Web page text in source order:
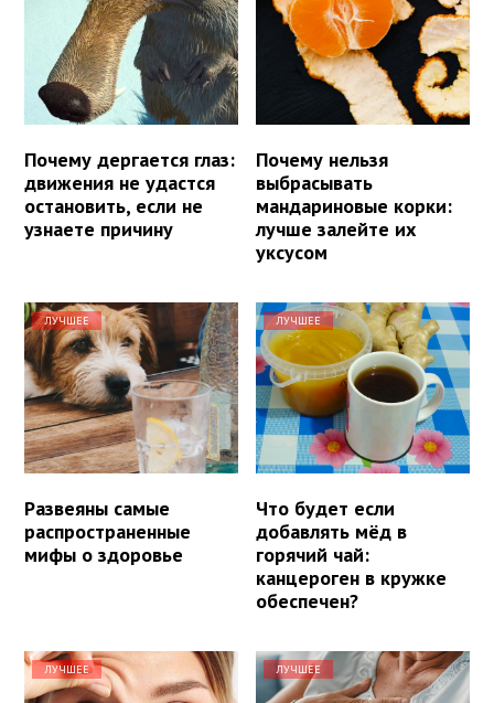
Почему дергается глаз:
движения не удастся
остановить, если не
узнаете причину
Почему нельзя
выбрасывать
мандариновые корки:
лучше залейте их
уксусом
ЛУЧШЕЕ
Развеяны самые
распространенные
мифы о здоровье
ЛУЧШЕЕ
Что будет если
добавлять мёд в
горячий чай:
канцероген в кружке
обеспечен?
ЛУЧШЕЕ ЛУЧШЕЕ